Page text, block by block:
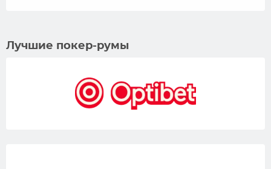
Лучшие покер-румы